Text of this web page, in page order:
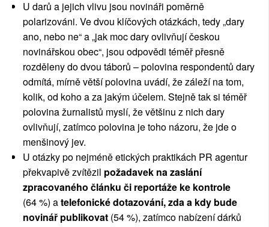
U darů a jejich vlivu jsou novináři poměrně
polarizováni. Ve dvou klíčových otázkách, tedy „dary
ano, nebo ne“ a „jak moc dary ovlivňují českou
novinářskou obec“, jsou odpovědi téměř přesně
rozděleny do dvou táborů – polovina respondentů dary
odmítá, mírně větší polovina uvádí, že záleží na tom,
kolik, od koho a za jakým účelem. Stejně tak si téměř
polovina žurnalistů myslí, že většinu z nich dary
ovlivňují, zatímco polovina je toho názoru, že jde o
menšinový jev.
U otázky po nejméně etických praktikách PR agentur
překvapivě zvítězil požadavek na zaslání
zpracovaného článku či reportáže ke kontrole
(64 %) atelefonické dotazování, zda a kdy bude
novinář publikovat (54 %), zatímco nabízení dárků